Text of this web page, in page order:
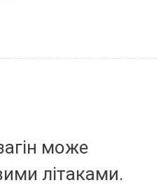
може
літаками.